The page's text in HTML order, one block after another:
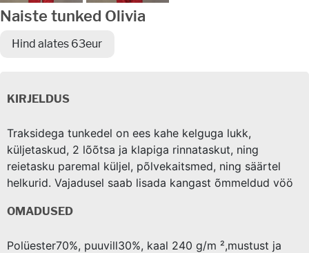
Naiste tunked Olivia
Hind alates 63eur
KIRJELDUS
Traksidega tunkedel on ees kahe kelguga lukk,
küljetaskud, 2 lõõtsa ja klapiga rinnataskut, ning
reietasku paremal küljel, põlvekaitsmed, ning säärtel
helkurid. Vajadusel saab lisada kangast õmmeldud vöö
OMADUSED
Polüester70%, puuvill30%, kaal 240 g/m ²,mustust ja